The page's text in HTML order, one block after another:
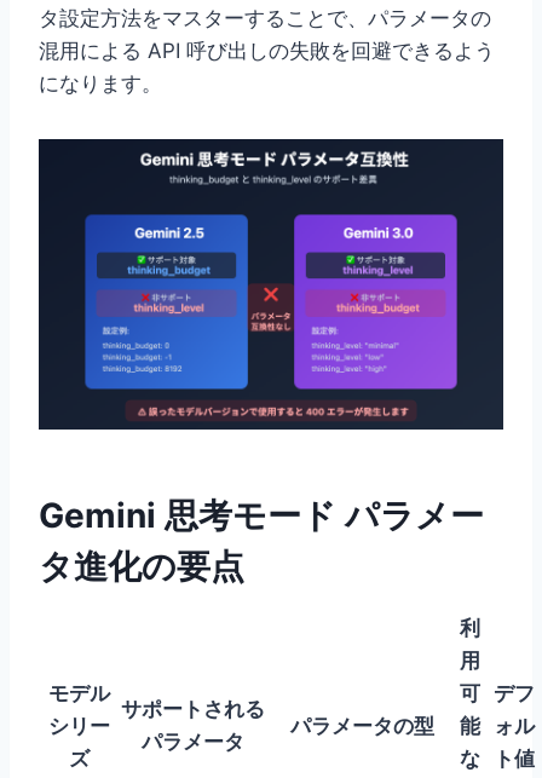
タ設定方法をマスターすることで、パラメータの
混用による API 呼び出しの失敗を回避できるよう
になります。
Gemini 思考モード パラメー
タ進化の要点
モデル
シリー
ズ
サポートされる
パラメータ
パラメータの型
利
用
可
能
な
デフ
ォル
ト値